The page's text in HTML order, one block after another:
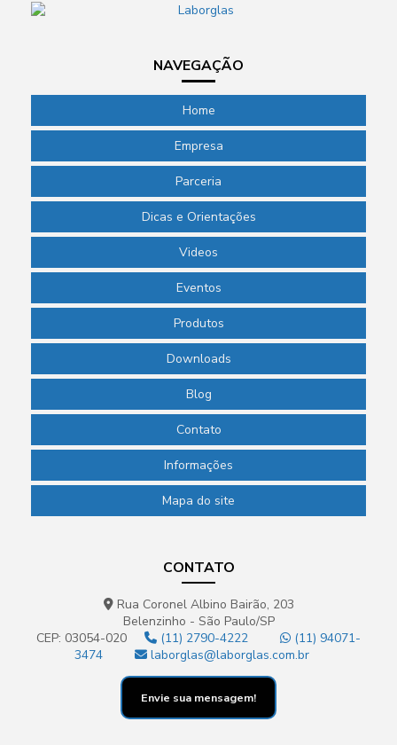
NAVEGAÇÃO
Home
Empresa
Parceria
Dicas e Orientações
Videos
Eventos
Produtos
Downloads
Blog
Contato
Informações
Mapa do site
CONTATO
Rua Coronel Albino Bairão, 203
Belenzinho - São Paulo/SP
CEP: 03054-020
(11) 2790-4222
(11) 94071-
3474
laborglas@laborglas.com.br
Envie sua mensagem!